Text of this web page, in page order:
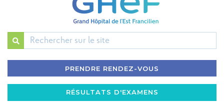
PRENDRE RENDEZ-VOUS
RÉSULTATS D'EXAMENS